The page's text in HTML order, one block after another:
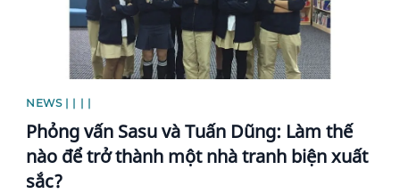
NEWS | | | |
Phỏng vấn Sasu và Tuấn Dũng: Làm thế
nào để trở thành một nhà tranh biện xuất
sắc?